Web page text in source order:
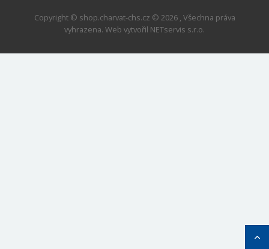
Copyright © shop.charvat-chs.cz © 2026 , Všechna práva
vyhrazena. Web vytvořil NETservis s.r.o.